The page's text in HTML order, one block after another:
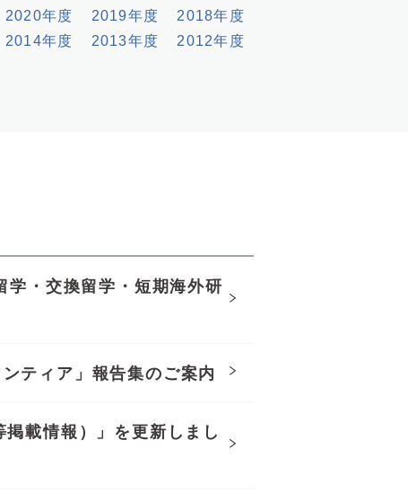
2020年度 2019年度
2018年度
2014年度 2013年度 2012年度
学・交換留学・短期海外研
ティア」報告集のご案内
掲載情報）」を更新しまし